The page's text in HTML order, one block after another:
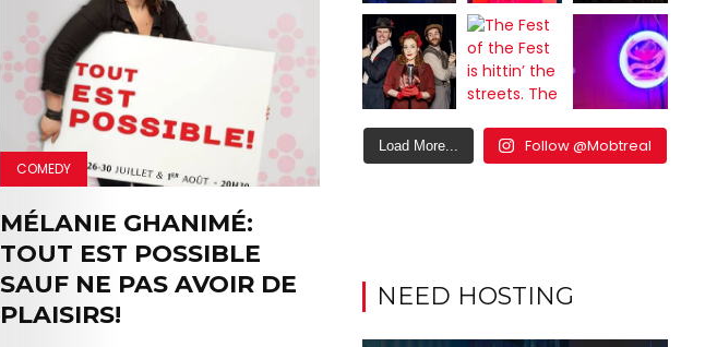
Search
COMEDY
MÉLANIE GHANIMÉ:
TOUT EST POSSIBLE
SAUF NE PAS AVOIR DE
PLAISIRS!
Load More... Follow @Mobtreal
NEED HOSTING